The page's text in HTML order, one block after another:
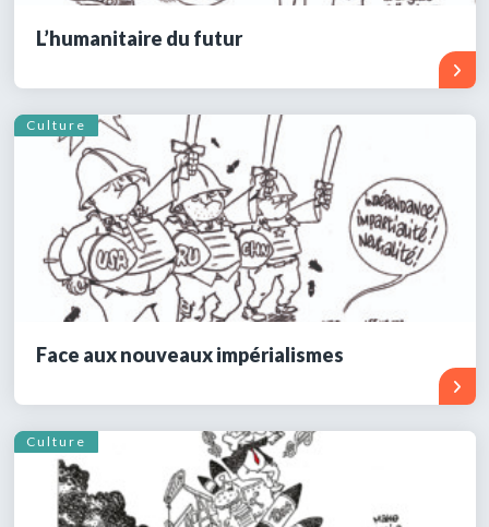
L’humanitaire du futur
Culture
Face aux nouveaux impérialismes
Culture